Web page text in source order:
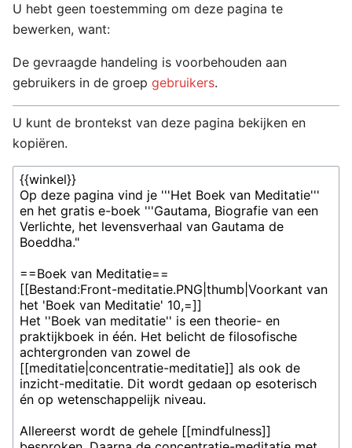
U hebt geen toestemming om deze pagina te
bewerken, want:
De gevraagde handeling is voorbehouden aan
gebruikers in de groep gebruikers.
U kunt de brontekst van deze pagina bekijken en
kopiëren.